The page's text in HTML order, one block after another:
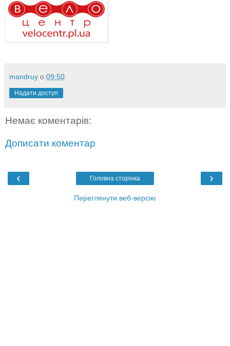
mandruy о 09:50
Надати доступ
Немає коментарів:
Дописати коментар
‹ ›
Головна сторінка
Переглянути веб-версію